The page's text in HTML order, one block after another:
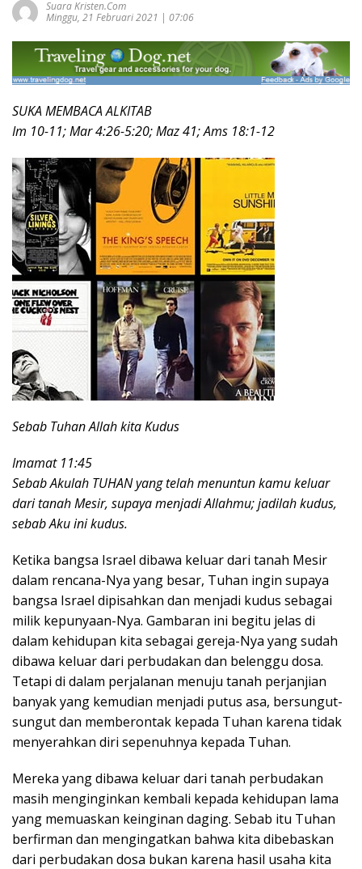
Suara Kristen.com
Minggu, 21 Februari 2021 | 07:06
SUKA MEMBACA ALKITAB
Im 10-11; Mar 4:26-5:20; Maz 41; Ams 18:1-12
Sebab Tuhan Allah kita Kudus
Imamat 11:45
Sebab Akulah TUHAN yang telah menuntun kamu keluar
dari tanah Mesir, supaya menjadi Allahmu; jadilah kudus,
sebab Aku ini kudus.
Ketika bangsa Israel dibawa keluar dari tanah Mesir
dalam rencana-Nya yang besar, Tuhan ingin supaya
bangsa Israel dipisahkan dan menjadi kudus sebagai
milik kepunyaan-Nya. Gambaran ini begitu jelas di
dalam kehidupan kita sebagai gereja-Nya yang sudah
dibawa keluar dari perbudakan dan belenggu dosa.
Tetapi di dalam perjalanan menuju tanah perjanjian
banyak yang kemudian menjadi putus asa, bersungut-
sungut dan memberontak kepada Tuhan karena tidak
menyerahkan diri sepenuhnya kepada Tuhan.
Mereka yang dibawa keluar dari tanah perbudakan
masih menginginkan kembali kepada kehidupan lama
yang memuaskan keinginan daging. Sebab itu Tuhan
berfirman dan mengingatkan bahwa kita dibebaskan
dari perbudakan dosa bukan karena hasil usaha kita